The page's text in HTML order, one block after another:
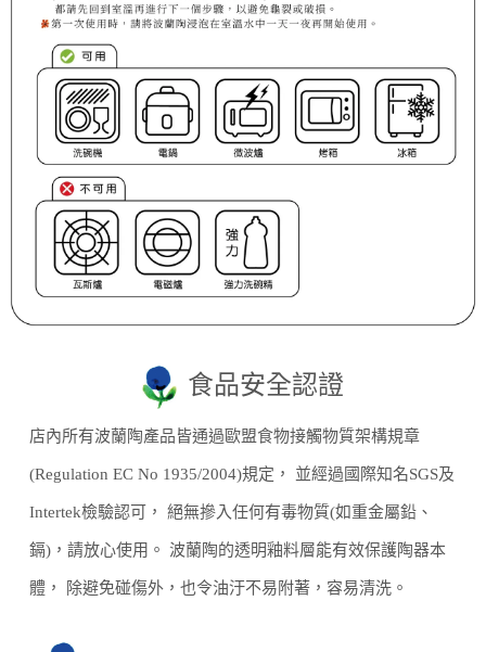
食品安全認證
店內所有波蘭陶產品皆通過歐盟食物接觸物質架構規章
(Regulation EC No 1935/2004)規定， 並經過國際知名SGS及
Intertek檢驗認可， 絕無摻入任何有毒物質(如重金屬鉛、
鎘)，請放心使用。 波蘭陶的透明釉料層能有效保護陶器本
體， 除避免碰傷外，也令油汙不易附著，容易清洗。